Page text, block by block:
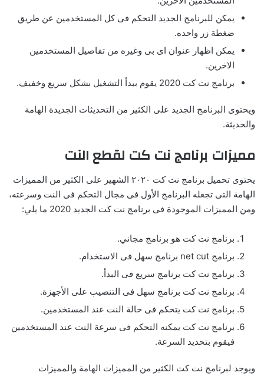
يمكن للبرنامج الجديد التحكم فى كل المستخدمين عن طريق
ضغطة زر واحده.
يمكن اظهار عنوان اى بى وغيره من تفاصيل المستخدمين
الاخرين.
برنامج نت كت 2020 يقوم ببدأ التشغيل بشكل سريع وخفيف.
ويحتوى البرنامج الجديد على الكثير من التحديثات الجديدة الهامة
والحديثة.
مميزات برنامج نت كت لقطع النت
يحتوى تحميل برنامج نت كت ٢٠٢٠ الشهير على الكثير من المميزات
الهامة التى تجعله البرنامج الأول فى مجال التحكم فى النت وسرعته،
ومن المميزات الموجودة فى برنامج نت كت الجديد 2020 ما يلي:
برنامج نت كت هو برنامج مجاني.
برنامج net cut برنامج سهل فى الاستخدام.
برنامج نت كت برنامج سريع فى البدأ.
برنامج نت كت برنامج سهل فى التنصيب على الأجهزة.
برنامج نت كت يتحكم فى حالة النت عند المستخدمين.
برنامج نت كت يمكنه التحكم فى سرعة النت عند المستخدمين
فيقوم بتحديد السرعة.
ويوجد لبرنامج نت كت الكثير من المميزات الهامة والمميزات